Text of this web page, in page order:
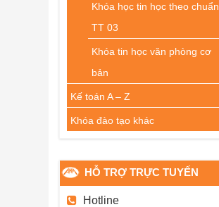
Khóa học tin học theo chuẩn
TT 03
Khóa tin học văn phòng cơ
bản
Kế toán A – Z
Khóa đào tạo khác
HỖ TRỢ TRỰC TUYẾN
Hotline